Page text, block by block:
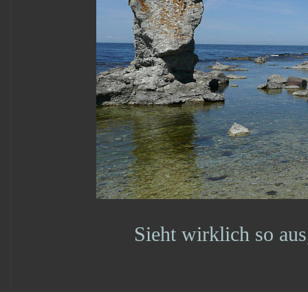
Sieht wirklich so